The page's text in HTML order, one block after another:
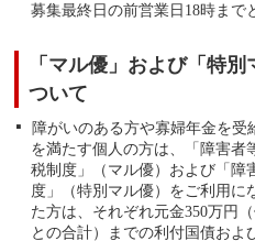
募集最終日の前営業日18時まで
「マル優」および「特
ついて
障がいのある方や寡婦年金を受
を満たす個人の方は、「障害者
税制度」（マル優）および「障
度」（特別マル優）をご利用に
た方は、それぞれ元金350万円
との合計）までの利付国債およ